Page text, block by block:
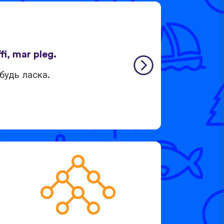
mar pleg.
ласка.